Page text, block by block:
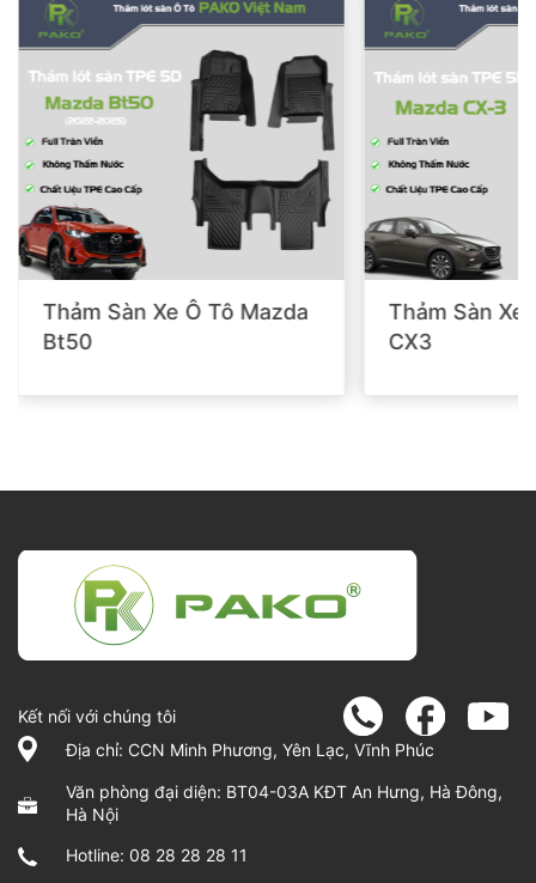
Thảm Sàn Xe Ô Tô Mazda
Bt50
Thảm Sàn Xe
CX3
Kết nối với chúng tôi
Địa chỉ: CCN Minh Phương, Yên Lạc, Vĩnh Phúc
Văn phòng đại diện: BT04-03A KĐT An Hưng, Hà Đông,
Hà Nội
Hotline: 08 28 28 28 11